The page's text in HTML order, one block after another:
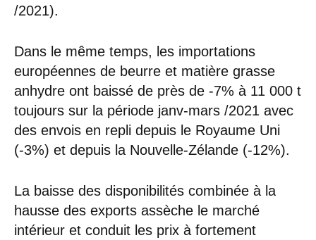
/2021).
Dans le même temps, les importations
européennes de beurre et matière grasse
anhydre ont baissé de près de -7% à 11 000 t
toujours sur la période janv-mars /2021 avec
des envois en repli depuis le Royaume Uni
(-3%) et depuis la Nouvelle-Zélande (-12%).
La baisse des disponibilités combinée à la
hausse des exports assèche le marché
intérieur et conduit les prix à fortement